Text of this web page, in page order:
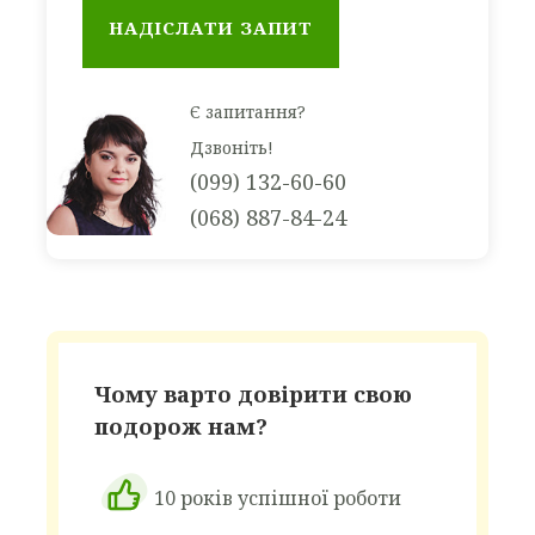
Є запитання?
Дзвоніть!
(099) 132-60-60
(068) 887-84-24
Чому варто довірити свою
подорож нам?
10 років успішної роботи
берегової лінії.
кв. м. Відстань до старовинного м. Несебр та
курорту Сонячний берег лише 5 км.
Місткість: повна місткість комплексу – 2400
місць.
приміщення для зберігання багажу, пункт